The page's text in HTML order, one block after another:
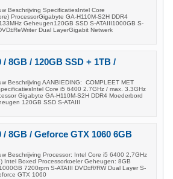
Beschrijving SpecificatiesIntel Core
ProcessorGigabyte GA-H110M-S2H DDR4
Geheugen120GB SSD S-ATAIII1000GB S-
Dual LayerGigabit Netwerk
/ 8GB / 120GB SSD + 1TB /
Beschrijving AANBIEDING: COMPLEET MET
Core i5 6400 2.7GHz / max. 3.3GHz
Gigabyte GA-H110M-S2H DDR4 Moederbord
120GB SSD S-ATAIII
/ 8GB / Geforce GTX 1060 6GB
Beschrijving Processor: Intel Core i5 6400 2,7GHz
Intel Boxed Processorkoeler Geheugen: 8GB
7200rpm S-ATAIII DVD±R/RW Dual Layer S-
GTX 1060